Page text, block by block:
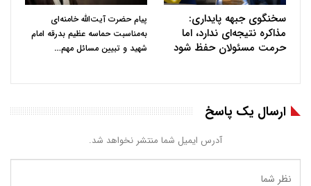
سخنگوی جبهه پایداری:
مذاکره نتیجه‌ای ندارد، اما
حرمت مسئولان حفظ شود
پیام حضرت آیت‌الله خامنه‌ای
به‌مناسبت حماسه عظیم بدرقه امام
شهید و تبیین مسائل مهم…
ارسال یک پاسخ
آدرس ایمیل شما منتشر نخواهد شد.